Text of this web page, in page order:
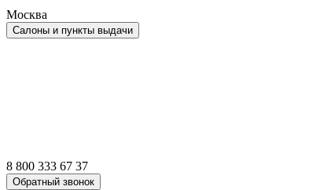
Москва
Салоны и пункты выдачи
8 800 333 67 37
Обратный звонок